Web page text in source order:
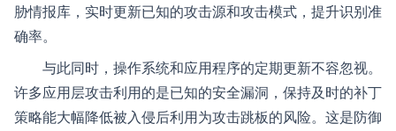
胁情报库，实时更新已知的攻击源和攻击模式，提升识别准
确率。
与此同时，操作系统和应用程序的定期更新不容忽视。
许多应用层攻击利用的是已知的安全漏洞，保持及时的补丁
策略能大幅降低被入侵后利用为攻击跳板的风险。这是防御